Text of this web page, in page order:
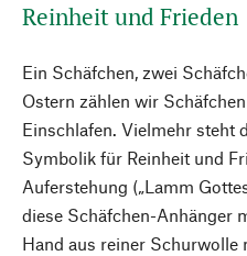
Reinheit und Frieden
Ein Schäfchen, zwei
Ostern zählen wir
Einschlafen. Vielmehr steht
Symbolik für Reinheit und
Auferstehung („Lamm
diese Schäfchen-Anhänger
Hand aus reiner Schurwolle